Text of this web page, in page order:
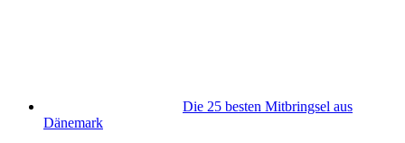
Die 25 besten Mitbringsel aus
Dänemark